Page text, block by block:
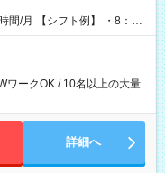
・8：00
ワークOK / 10名以上の大量
詳細へ